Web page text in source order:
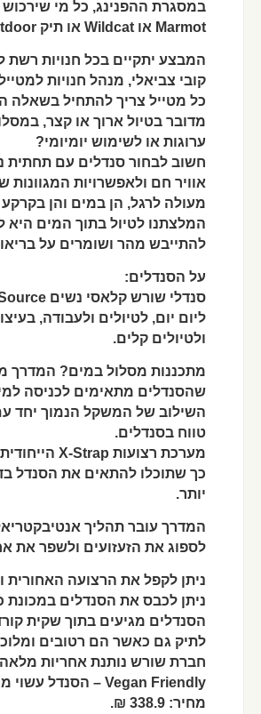
במסגרת ההפנינג, כל מי
Marmot או Wildcat או תיק outdoor.
המבצע יתקיים בכל חנויות רשת
קובי צביאלי, מנהל חנויות
כל מטייל צריך להתחיל בשאלה
מדובר בטיול ארוך או קצר,
ערוגות או לשימוש יומיומי?
חשוב לבחור סנדלים עם תחתית
אוויר חם ולאפשרויות
מעולה לרגל, הן במים והן
המלצתנו לטיול בתוך המים
להתייבש מהר ושומרים על
על הסנדלים:
סנדלי שורש קלאסי נשים Source קלאסיקה כחול לבן – סנדלי הדגל של שורש הישראלית,
ליום יום, לטיולים ולעבודה,
ולטיולים קלים.
מתכננות מסלול במים? המדרך
שהסנדלים מתאימים לכניסה
השילוב של המשקל הנמוך יחד
טווח בסנדלים.
מערכת רצועות X-Strap הייחודית לשורש, כל שלושת הרצועות מתכוונות ע"י צמדן (סקוטש)
כך שתוכלו להתאים את הסנדל
יותר.
לספוג את הזעזועים ולשפר את
ניתן לקפל את הרצועה
ניתן לכבס את הסנדלים במכונת
הסנדלים מגיעים בתוך שקית
לתיק גם כאשר הם רטובים
חברת שורש נותנת אחריות
Vegan Friendly – הסנדל עשוי מחומרים "טבעוניים" ללא כל מוצרים מן החי.
מחיר: 338.9 ₪.